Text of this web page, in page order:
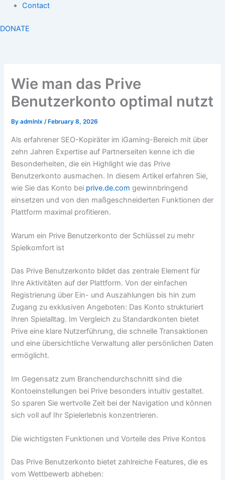
Contact
DONATE
Wie man das Prive
Benutzerkonto optimal nutzt
Byadmlnlx/ February 8, 2026
Als erfahrener SEO-Kopiräter im iGaming-Bereich mit über
zehn Jahren Expertise auf Partnerseiten kenne ich die
Besonderheiten, die ein Highlight wie das Prive
Benutzerkonto ausmachen. In diesem Artikel erfahren Sie,
wie Sie das Konto bei prive.de.com gewinnbringend
einsetzen und von den maßgeschneiderten Funktionen der
Plattform maximal profitieren.
Warum ein Prive Benutzerkonto der Schlüssel zu mehr
Spielkomfort ist
Das Prive Benutzerkonto bildet das zentrale Element für
Ihre Aktivitäten auf der Plattform. Von der einfachen
Registrierung über Ein- und Auszahlungen bis hin zum
Zugang zu exklusiven Angeboten: Das Konto strukturiert
Ihren Spielalltag. Im Vergleich zu Standardkonten bietet
Prive eine klare Nutzerführung, die schnelle Transaktionen
und eine übersichtliche Verwaltung aller persönlichen Daten
ermöglicht.
Im Gegensatz zum Branchendurchschnitt sind die
Kontoeinstellungen bei Prive besonders intuitiv gestaltet.
So sparen Sie wertvolle Zeit bei der Navigation und können
sich voll auf Ihr Spielerlebnis konzentrieren.
Die wichtigsten Funktionen und Vorteile des Prive Kontos
Das Prive Benutzerkonto bietet zahlreiche Features, die es
vom Wettbewerb abheben: